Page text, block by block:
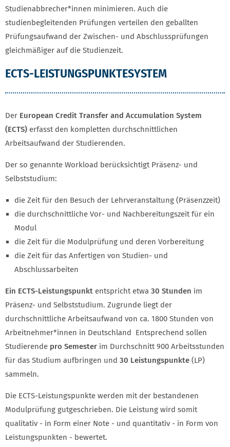
Studienabbrecher*innen minimieren. Auch die
studienbegleitenden Prüfungen verteilen den geballten
Prüfungsaufwand der Zwischen- und Abschlussprüfungen
gleichmäßiger auf die Studienzeit.
ECTS-LEISTUNGSPUNKTESYSTEM
Der European Credit Transfer and Accumulation System
(ECTS) erfasst den kompletten durchschnittlichen
Arbeitsaufwand der Studierenden.
Der so genannte Workload berücksichtigt Präsenz- und
Selbststudium:
die Zeit für den Besuch der Lehrveranstaltung (Präsenzzeit)
die durchschnittliche Vor- und Nachbereitungszeit für ein
Modul
die Zeit für die Modulprüfung und deren Vorbereitung
die Zeit für das Anfertigen von Studien- und
Abschlussarbeiten
Ein ECTS-Leistungspunkt entspricht etwa 30 Stunden im
Präsenz- und Selbststudium. Zugrunde liegt der
durchschnittliche Arbeitsaufwand von ca. 1800 Stunden von
Arbeitnehmer*innen in Deutschland Entsprechend sollen
Studierende pro Semester im Durchschnitt 900 Arbeitsstunden
für das Studium aufbringen und 30 Leistungspunkte (LP)
sammeln.
Die ECTS-Leistungspunkte werden mit der bestandenen
Modulprüfung gutgeschrieben. Die Leistung wird somit
qualitativ - in Form einer Note - und quantitativ - in Form von
Leistungspunkten - bewertet.